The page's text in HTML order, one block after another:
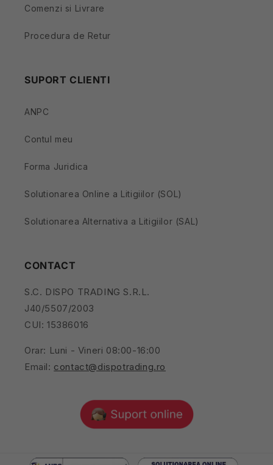
Comenzi si Livrare
Procedura de Retur
SUPORT CLIENTI
ANPC
Contul meu
Forma Juridica
Solutionarea Online a Litigiilor (SOL)
Solutionarea Alternativa a Litigiilor (SAL)
CONTACT
S.C. DISPO TRADING S.R.L.
J40/5507/2003
CUI: 15386016
Orar: Luni - Vineri 08:00-16:00
Email: contact@dispotrading.ro